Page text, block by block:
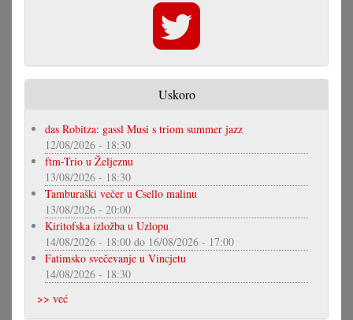
Uskoro
das Robitza: gassl Musi s triom summer jazz
12/08/2026 - 18:30
ftm-Trio u Željeznu
13/08/2026 - 18:30
Tamburaški večer u Csello malinu
13/08/2026 - 20:00
Kiritofska izložba u Uzlopu
14/08/2026 - 18:00 do 16/08/2026 - 17:00
Fatimsko svečevanje u Vincjetu
14/08/2026 - 18:30
>> već